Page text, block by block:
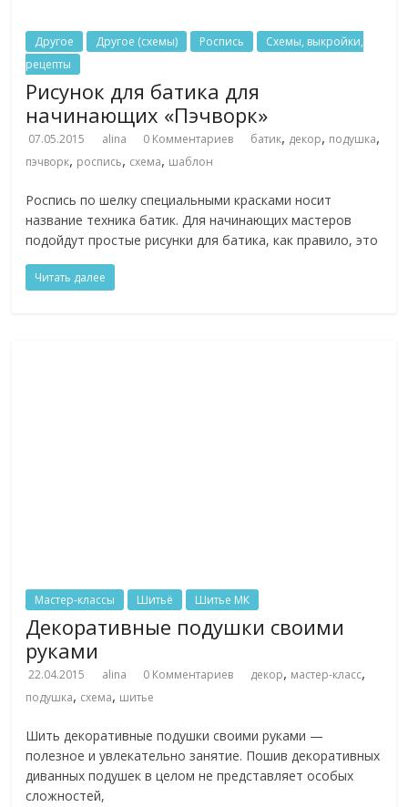
Другое Другое (схемы) Роспись
Схемы, выкройки,
рецепты
Рисунок для батика для
начинающих «Пэчворк»
07.05.2015 alina 0 Комментариев батик, декор, подушка,
пэчворк, роспись, схема, шаблон
Роспись по шелку специальными красками носит
название техника батик. Для начинающих мастеров
подойдут простые рисунки для батика, как правило, это
Читать далее
Мастер-классы Шитьё Шитье МК
Декоративные подушки своими
руками
22.04.2015 alina 0 Комментариев декор, мастер-класс,
подушка, схема, шитье
Шить декоративные подушки своими руками —
полезное и увлекательно занятие. Пошив декоративных
диванных подушек в целом не представляет особых
сложностей,